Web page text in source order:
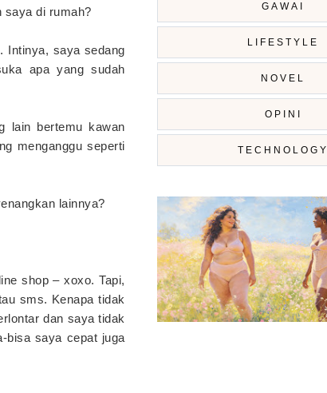
saya di rumah?
Intinya, saya sedang
apa yang sudah
lain bertemu kawan
menganggu seperti
lainnya?
shop – xoxo. Tapi,
sms. Kenapa tidak
dan saya tidak
bisa saya cepat juga
GAWAI
LIFESTYLE
NOVEL
OPINI
TECHNOLOGY